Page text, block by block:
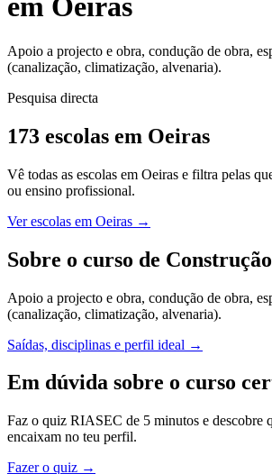
em Oeiras
Apoio a projecto e obra, condução de obra,
(canalização, climatização, alvenaria).
Pesquisa directa
173 escolas em Oeiras
Vê todas as escolas em Oeiras e filtra pelas
ou ensino profissional.
Ver escolas em Oeiras →
Sobre o curso de
Apoio a projecto e obra, condução de obra,
(canalização, climatização, alvenaria).
Saídas, disciplinas e perfil ideal →
Em dúvida sobre o curso
Faz o quiz RIASEC de 5 minutos e descobre
encaixam no teu perfil.
Fazer o quiz →